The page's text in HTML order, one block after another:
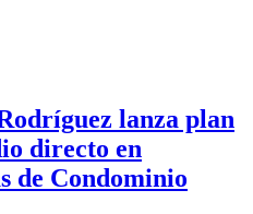
lanza plan
directo en
de Condominio